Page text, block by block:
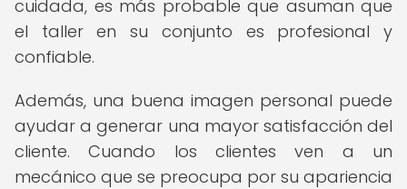
cuidada, es más probable que asuman que
el taller en su conjunto es profesional y
confiable.
Además, una buena imagen personal puede
ayudar a generar una mayor satisfacción del
cliente. Cuando los clientes ven a un
mecánico que se preocupa por su apariencia